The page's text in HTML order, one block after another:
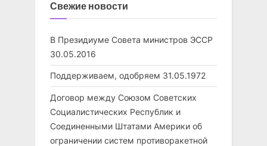
Свежие новости
В Президиуме Совета министров ЭССР
30.05.2016
Поддерживаем, одобряем 31.05.1972
Договор между Союзом Советских
Социалистических Республик и
Соединенными Штатами Америки об
ограничении систем противоракетной